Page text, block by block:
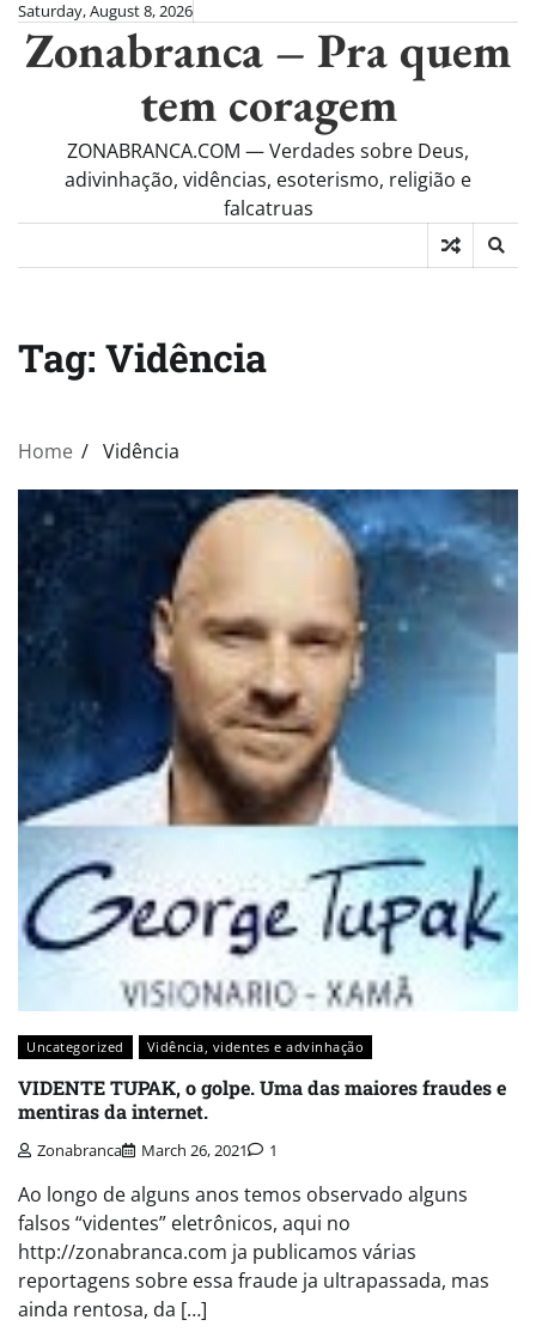
Skip
content
Saturday, August 8, 2026
Zonabranca – Pra quem
tem coragem
ZONABRANCA.COM — Verdades sobre Deus,
adivinhação, vidências, esoterismo, religião e
falcatruas
Tag: Vidência
Home Vidência
Uncategorized Vidência, videntes e advinhação
VIDENTE TUPAK, o golpe. Uma das maiores fraudes e
mentiras da internet.
Zonabranca March 26, 2021 1
Ao longo de alguns anos temos observado alguns
falsos “videntes” eletrônicos, aqui no
http://zonabranca.com ja publicamos várias
reportagens sobre essa fraude ja ultrapassada, mas
ainda rentosa, da […]